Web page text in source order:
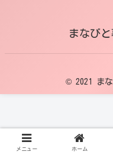
まなび
© 2021 ま
メニュー ホーム